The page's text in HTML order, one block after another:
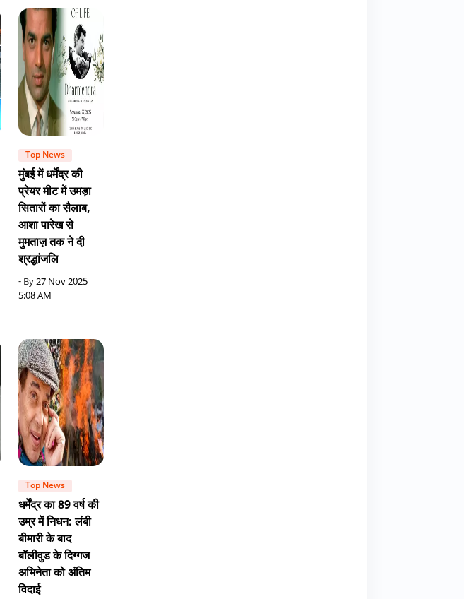
Top News
मुंबई में धर्मेंद्र की
प्रेयर मीट में उमड़ा
सितारों का सैलाब,
आशा पारेख से
मुमताज़ तक ने दी
श्रद्धांजलि
- By27 Nov 2025
5:08 AM
Top News
धर्मेंद्र का 89 वर्ष की
उम्र में निधन: लंबी
बीमारी के बाद
बॉलीवुड के दिग्गज
अभिनेता को अंतिम
विदाई